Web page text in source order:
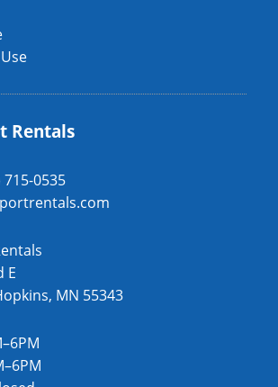
Rentals
715-0535
E
MN 55343